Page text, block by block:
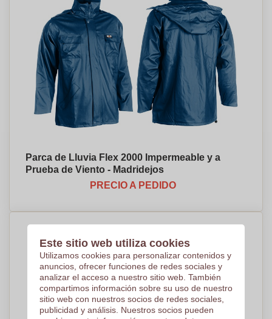
Parca de Lluvia Flex 2000 Impermeable y a
Prueba de Viento - Madridejos
PRECIO A PEDIDO
Este sitio web utiliza cookies
Utilizamos cookies para personalizar contenidos y
anuncios, ofrecer funciones de redes sociales y
analizar el acceso a nuestro sitio web. También
compartimos información sobre su uso de nuestro
sitio web con nuestros socios de redes sociales,
publicidad y análisis. Nuestros socios pueden